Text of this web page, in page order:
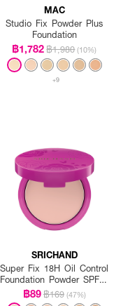
MAC
Studio Fix Powder Plus
Foundation
฿1,782฿1,980 (10%)
+9
SRICHAND
Super Fix 18H Oil Control
Foundation Powder SPF35
PA+++
฿89฿169 (47%)